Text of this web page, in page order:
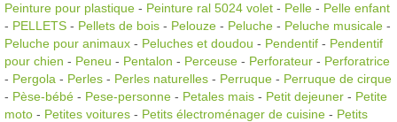
Peinture pour plastique - Peinture ral 5024 volet - Pelle - Pelle enfant
- PELLETS - Pellets de bois - Pelouze - Peluche - Peluche musicale -
Peluche pour animaux - Peluches et doudou - Pendentif - Pendentif
pour chien - Peneu - Pentalon - Perceuse - Perforateur - Perforatrice
- Pergola - Perles - Perles naturelles - Perruque - Perruque de cirque
- Pèse-bébé - Pese-personne - Petales mais - Petit dejeuner - Petite
moto - Petites voitures - Petits électroménager de cuisine - Petits